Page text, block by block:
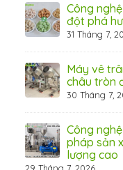
Công
đột phá
31 Tháng 7,
Máy vê
châu tròn
30 Tháng 7,
Công
pháp sản
lượng cao